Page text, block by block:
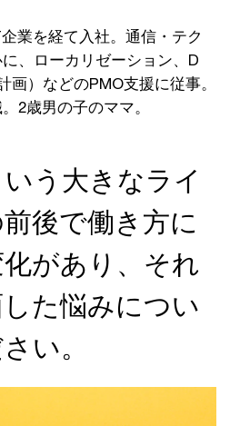
業を経て入社。通信・テク
、ローカリゼーション、D
画）などのPMO支援に従事。
2歳男の子のママ。
う大きなライ
後で働き方に
があり、それ
た悩みについ
い。